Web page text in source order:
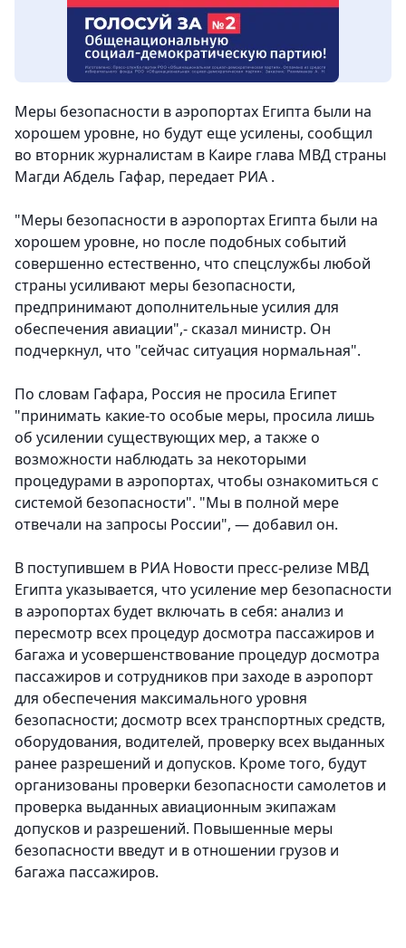
Меры безопасности в аэропортах Египта были на
хорошем уровне, но будут еще усилены, сообщил
во вторник журналистам в Каире глава МВД страны
Магди Абдель Гафар, передает РИА .
"Меры безопасности в аэропортах Египта были на
хорошем уровне, но после подобных событий
совершенно естественно, что спецслужбы любой
страны усиливают меры безопасности,
предпринимают дополнительные усилия для
обеспечения авиации",- сказал министр. Он
подчеркнул, что "сейчас ситуация нормальная".
По словам Гафара, Россия не просила Египет
"принимать какие-то особые меры, просила лишь
об усилении существующих мер, а также о
возможности наблюдать за некоторыми
процедурами в аэропортах, чтобы ознакомиться с
системой безопасности". "Мы в полной мере
отвечали на запросы России", — добавил он.
В поступившем в РИА Новости пресс-релизе МВД
Египта указывается, что усиление мер безопасности
в аэропортах будет включать в себя: анализ и
пересмотр всех процедур досмотра пассажиров и
багажа и усовершенствование процедур досмотра
пассажиров и сотрудников при заходе в аэропорт
для обеспечения максимального уровня
безопасности; досмотр всех транспортных средств,
оборудования, водителей, проверку всех выданных
ранее разрешений и допусков. Кроме того, будут
организованы проверки безопасности самолетов и
проверка выданных авиационным экипажам
допусков и разрешений. Повышенные меры
безопасности введут и в отношении грузов и
багажа пассажиров.